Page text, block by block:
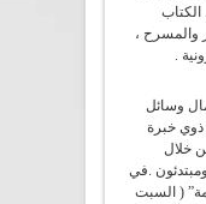
الكتاب
والمسرح ،
.
وسائل
ذوي خبرة
خلال
.في
( السبت